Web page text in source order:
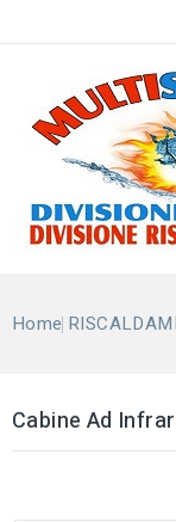
Home
Cabine Ad